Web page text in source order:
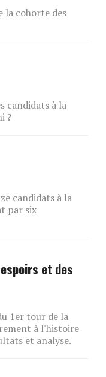
la cohorte des
candidats à la
?
candidats à la
par six
et des
1er tour de la
à l'histoire
et analyse.